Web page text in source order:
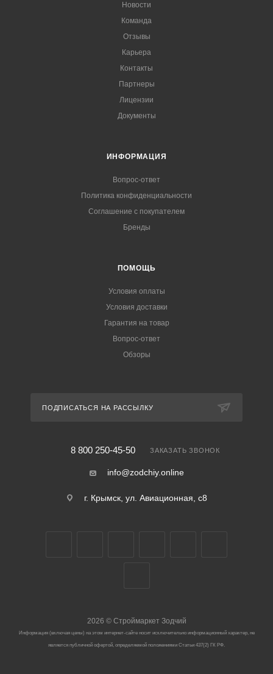
Новости
Команда
Отзывы
Карьера
Контакты
Партнеры
Лицензии
Документы
ИНФОРМАЦИЯ
Вопрос-ответ
Политика конфиденциальности
Соглашение с покупателем
Бренды
ПОМОЩЬ
Условия оплаты
Условия доставки
Гарантия на товар
Вопрос-ответ
Обзоры
ПОДПИСАТЬСЯ НА РАССЫЛКУ
8 800 250-45-50 ЗАКАЗАТЬ ЗВОНОК
info@zodchiy.online
г. Крымск, ул. Авиационная, с8
2026 ©Строймаркет Зодчий
Информация (включая цены) на этом интернет-сайте носит исключительно информационный характер, не
является публичной офертой, определяемой положениями Статьи 437(2) ГК РФ.